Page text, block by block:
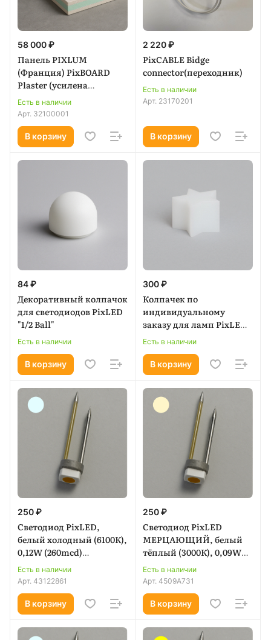
58 000 ₽
Панель PIXLUM
(Франция) PixBOARD
Plaster (усилена
гипсокартоном) Plaster
2500x1200x22 mm - 150W
Есть в наличии
Арт. 32100001
В корзину
2 220 ₽
PixCABLE Bidge
connector(переходник)
Есть в наличии
Арт. 23170201
В корзину
84 ₽
Декоративный колпачок
для светодиодов PixLED
"1/2 Ball"
Есть в наличии
В корзину
300 ₽
Колпачек по
индивидуальному
заказу для ламп PixLED
(разработка
Есть в наличии
В корзину
250 ₽
Светодиод PixLED,
белый холодный (6100К),
0,12W (260mcd)
влагозащищенный
Есть в наличии
Арт. 43122861
В корзину
250 ₽
Светодиод PixLED
МЕРЦАЮЩИЙ, белый
тёплый (3000К), 0,09W
(1010mcd)
Есть в наличии
Арт. 4509A731
В корзину